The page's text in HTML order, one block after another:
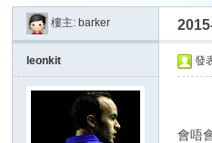
» › ›
樓主: barker
leonkit 發
會唔